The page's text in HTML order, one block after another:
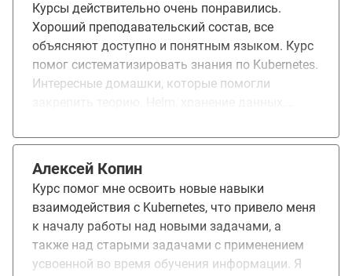
Курсы действительно очень понравились.
Хороший преподавательский состав, все
объясняют доступно и понятным языком. Курс
помог систематизировать знания по Kubernetes.
Интересные домашки, которые помогли
диагностика и отладка - самые важные темы
которые очень пригодились в работе.
Рекомендую курс для прохождения.
Алексей Копин
Курс помог мне освоить новые навыки
взаимодействия с Kubernetes, что привело меня
к началу работы над новыми задачами, а
также над старыми задачами с применением
усвоенной во время обучения информации. Я